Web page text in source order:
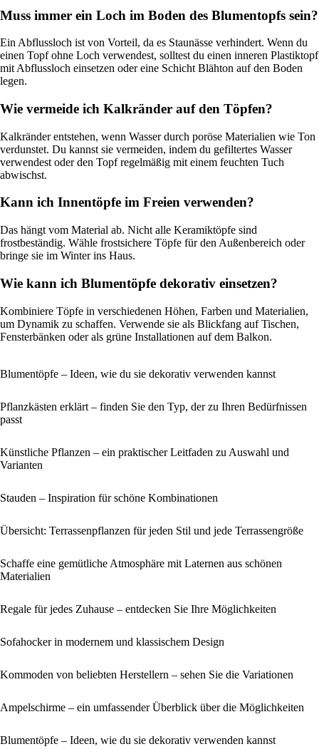
Muss immer ein Loch im Boden des Blumentopfs sein?
Ein Abflussloch ist von Vorteil, da es Staunässe verhindert. Wenn du
einen Topf ohne Loch verwendest, solltest du einen inneren Plastiktopf
mit Abflussloch einsetzen oder eine Schicht Blähton auf den Boden
legen.
Wie vermeide ich Kalkränder auf den Töpfen?
Kalkränder entstehen, wenn Wasser durch poröse Materialien wie Ton
verdunstet. Du kannst sie vermeiden, indem du gefiltertes Wasser
verwendest oder den Topf regelmäßig mit einem feuchten Tuch
abwischst.
Kann ich Innentöpfe im Freien verwenden?
Das hängt vom Material ab. Nicht alle Keramiktöpfe sind
frostbeständig. Wähle frostsichere Töpfe für den Außenbereich oder
bringe sie im Winter ins Haus.
Wie kann ich Blumentöpfe dekorativ einsetzen?
Kombiniere Töpfe in verschiedenen Höhen, Farben und Materialien,
um Dynamik zu schaffen. Verwende sie als Blickfang auf Tischen,
Fensterbänken oder als grüne Installationen auf dem Balkon.
Blumentöpfe – Ideen, wie du sie dekorativ verwenden kannst
Pflanzkästen erklärt – finden Sie den Typ, der zu Ihren Bedürfnissen
passt
Künstliche Pflanzen – ein praktischer Leitfaden zu Auswahl und
Varianten
Stauden – Inspiration für schöne Kombinationen
Übersicht: Terrassenpflanzen für jeden Stil und jede Terrassengröße
Schaffe eine gemütliche Atmosphäre mit Laternen aus schönen
Materialien
Regale für jedes Zuhause – entdecken Sie Ihre Möglichkeiten
Sofahocker in modernem und klassischem Design
Kommoden von beliebten Herstellern – sehen Sie die Variationen
Ampelschirme – ein umfassender Überblick über die Möglichkeiten
Blumentöpfe – Ideen, wie du sie dekorativ verwenden kannst